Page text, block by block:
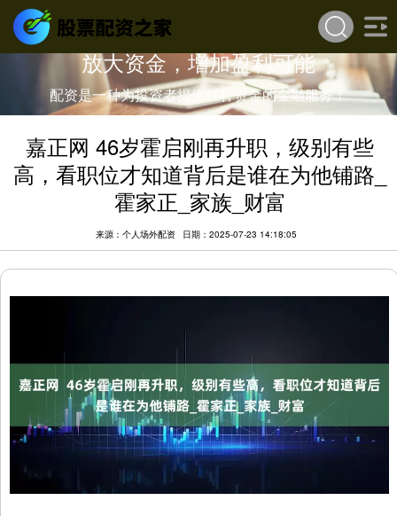
放大资金，增加盈利可能
配资是一种为投资者提供杠杆资金的金融服务！
嘉正网 46岁霍启刚再升职，级别有些
高，看职位才知道背后是谁在为他铺路_
霍家正_家族_财富
来源：个人场外配资 日期：2025-07-23 14:18:05